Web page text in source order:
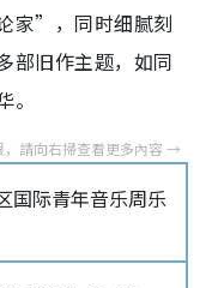
家”，同时细腻刻
部旧作主题，如同
国际青年音乐周乐